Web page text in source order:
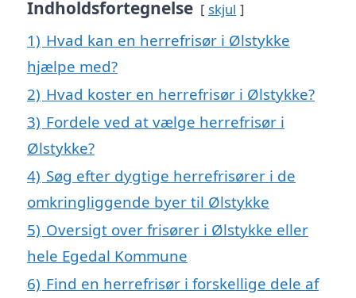
Indholdsfortegnelse skjul
1) Hvad kan en herrefrisør i Ølstykke
hjælpe med?
2) Hvad koster en herrefrisør i Ølstykke?
3) Fordele ved at vælge herrefrisør i
Ølstykke?
4) Søg efter dygtige herrefrisører i de
omkringliggende byer til Ølstykke
5) Oversigt over frisører i Ølstykke eller
hele Egedal Kommune
6) Find en herrefrisør i forskellige dele af